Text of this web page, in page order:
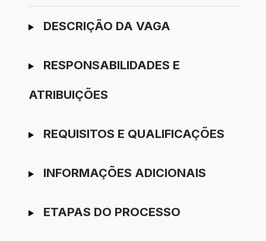
Ir para candidatura
DESCRIÇÃO DA VAGA
RESPONSABILIDADES E
ATRIBUIÇÕES
REQUISITOS E QUALIFICAÇÕES
INFORMAÇÕES ADICIONAIS
ETAPAS DO PROCESSO